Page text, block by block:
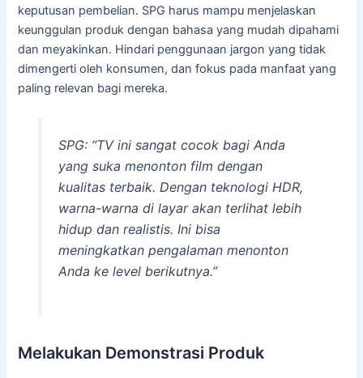
keputusan pembelian. SPG harus mampu menjelaskan
keunggulan produk dengan bahasa yang mudah dipahami
dan meyakinkan. Hindari penggunaan jargon yang tidak
dimengerti oleh konsumen, dan fokus pada manfaat yang
paling relevan bagi mereka.
SPG: “TV ini sangat cocok bagi Anda
yang suka menonton film dengan
kualitas terbaik. Dengan teknologi HDR,
warna-warna di layar akan terlihat lebih
hidup dan realistis. Ini bisa
meningkatkan pengalaman menonton
Anda ke level berikutnya.”
Melakukan Demonstrasi Produk